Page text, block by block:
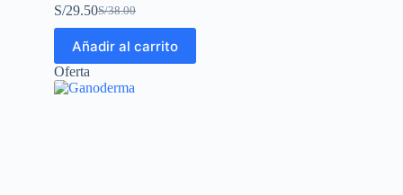
S/38.00
S/29.50
Añadir al carrito
Oferta